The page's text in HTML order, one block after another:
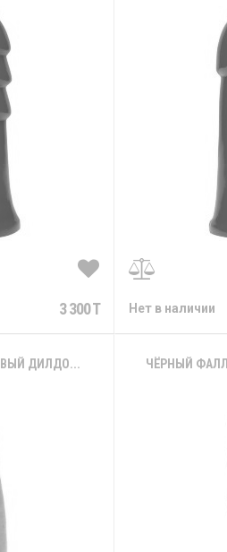
3 300 T Нет в наличии
ДИЛДО... ЧЁРНЫЙ